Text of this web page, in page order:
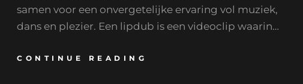
samen voor een onvergetelijke ervaring vol muziek,
dans en plezier. Een lipdub is een videoclip waarin…
CONTINUE READING